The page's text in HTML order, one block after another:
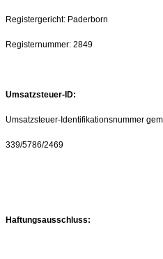
Registergericht: Paderborn
Registernummer: 2849
Umsatzsteuer-ID:
Umsatzsteuer-Identifikationsnummer
339/5786/2469
Haftungsausschluss: